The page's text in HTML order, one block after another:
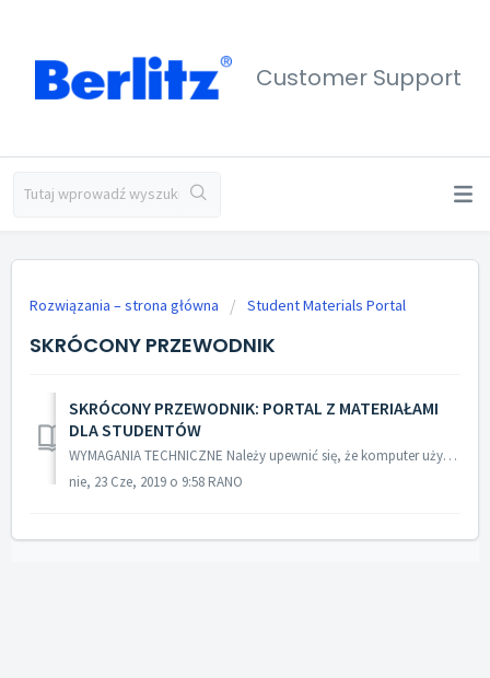
Customer Support
Rozwiązania – strona główna Student Materials Portal
SKRÓCONY PRZEWODNIK
SKRÓCONY PRZEWODNIK: PORTAL Z MATERIAŁAMI
DLA STUDENTÓW
WYMAGANIA TECHNICZNE Należy upewnić się, że komputer użytkownika spełnia następujące minimalne wymagania techniczne: Zainstalowana popularna przeglądarka...
nie, 23 Cze, 2019 o 9:58 RANO